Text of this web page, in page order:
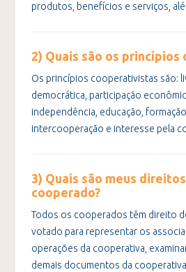
produtos, benefícios e serviços,
2) Quais são os
Os princípios cooperativistas são:
democrática, participação
independência, educação,
intercooperação e interesse pela
3) Quais são meus
cooperado?
Todos os cooperados têm direito
votado para representar os
operações da cooperativa,
demais documentos da